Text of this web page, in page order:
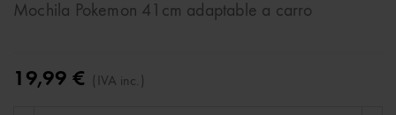
Mochila Pokemon 41cm adaptable a carro
19,99 € (IVA inc.)